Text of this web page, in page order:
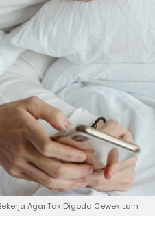
Agar Tak Digoda Cewek Lain